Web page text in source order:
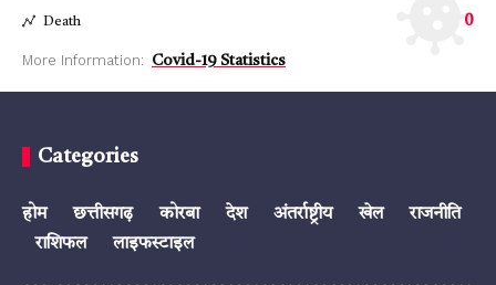
Death 0
More Information: Covid-19 Statistics
Categories
होम छत्तीसगढ़ कोरबा देश अंतर्राष्ट्रीय खेल
राजनीति
राशिफल
लाइफस्टाइल